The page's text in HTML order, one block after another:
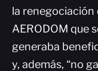
la
AERODOM que
generaba
y, además, “no